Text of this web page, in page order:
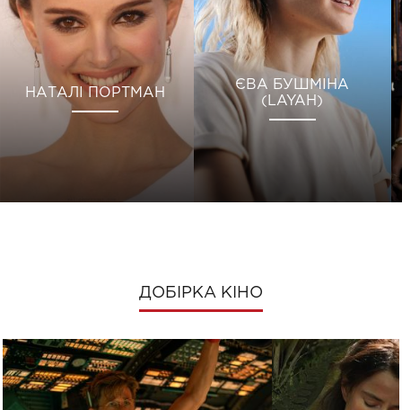
НАТАЛІ ПОРТМАН
ЄВА БУШМІНА
(LAYAH)
ДОБІРКА КІНО